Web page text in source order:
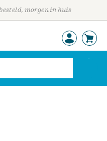
morgen in huis